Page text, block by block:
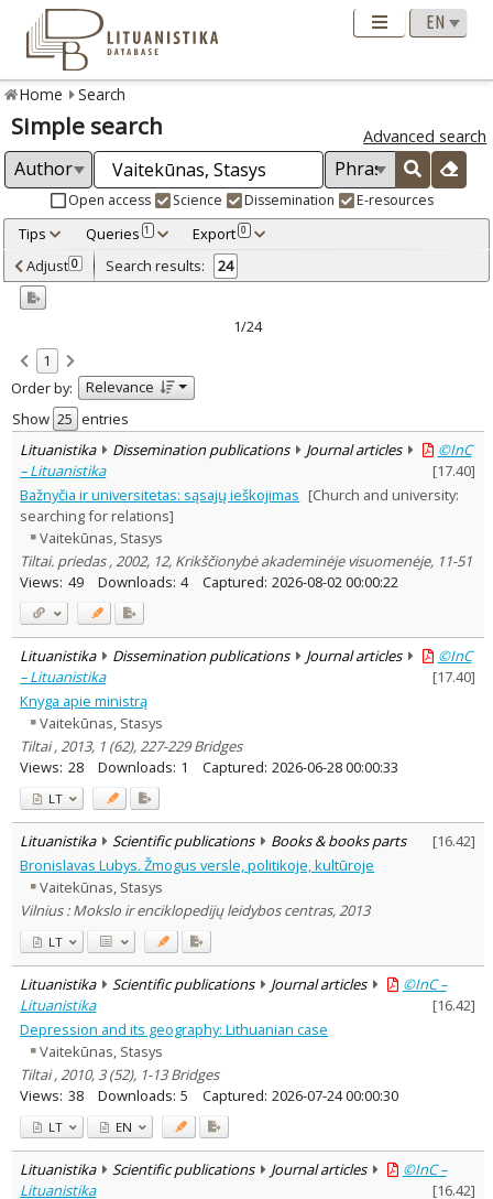
Home Search
Simple search Advanced search
Open access Science Dissemination E-resources
Tips Queries 1 Export 0
Adjusted by criteria 0
Year
Refine
Open access
Scientific publications 22
Dissemination publications
Document Type:
Books & books parts 8
Journal articles
Subject area:
Education
2
Economics 8
Ethnology 2
History 10
Political sciences 2
Psychology 1
Sociology 10
Law 1
Theology 1
Management 1
Text language
Country of publication
Lithuanian place names
Subject
Journal
Adjust 0 Search results: 24
1/24
1
Order by:
Relevance
Show
entries
Lituanistika
Dissemination publications Journal articles
©InC
– Lituanistika
[17.40]
Bažnyčia ir universitetas: sąsajų ieškojimas [Church and university:
searching for relations]
Vaitekūnas, Stasys
Tiltai. priedas , 2002, 12, Krikščionybė akademinėje visuomenėje, 11-51
Views: 49 Downloads: 4 Captured: 2026-08-02 00:00:22
Lituanistika Dissemination publications Journal articles
©InC
– Lituanistika
[17.40]
Knyga apie ministrą
Vaitekūnas, Stasys
Tiltai , 2013, 1 (62), 227-229 Bridges
Views: 28 Downloads: 1 Captured: 2026-06-28 00:00:33
LT
Lituanistika Scientific publications Books & books parts [16.42]
Bronislavas Lubys. Žmogus versle, politikoje, kultūroje
Vaitekūnas, Stasys
Vilnius : Mokslo ir enciklopedijų leidybos centras, 2013
LT
Lituanistika Scientific publications Journal articles
©InC –
Lituanistika
[16.42]
Depression and its geography: Lithuanian case
Vaitekūnas, Stasys
Tiltai , 2010, 3 (52), 1-13 Bridges
Views: 38 Downloads: 5 Captured: 2026-07-24 00:00:30
LT EN
Lituanistika Scientific publications Journal articles
©InC –
Lituanistika
[16.42]